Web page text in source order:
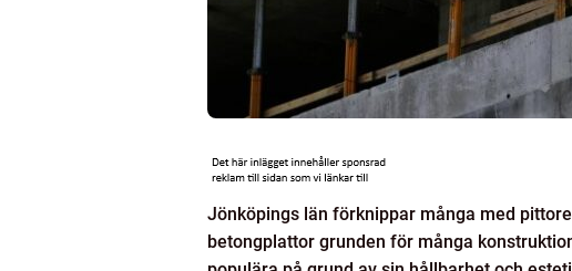
Jönköpings län förknippar många med
betongplattor grunden för många